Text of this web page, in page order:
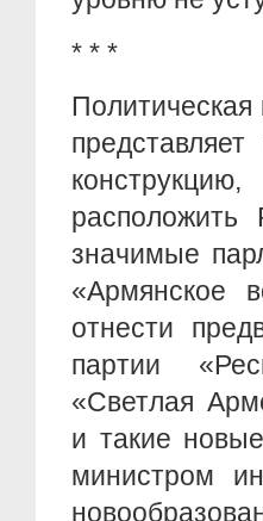
* * *
Политическая
значимые
«Армянское
отнести
партии
«Светлая
и такие
министром